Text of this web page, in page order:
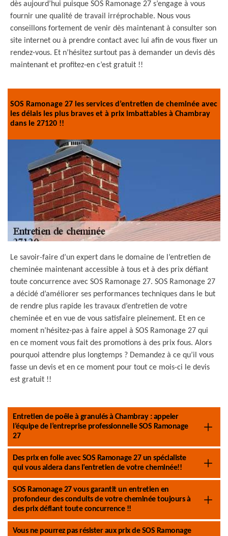
dès aujourd’hui puisque SOS Ramonage 27 s’engage à vous
fournir une qualité de travail irréprochable. Nous vous
conseillons fortement de venir dès maintenant à consulter son
site internet ou à prendre contact avec lui afin de vous fixer un
rendez-vous. Et n’hésitez surtout pas à demander un devis dès
maintenant et profitez-en c’est gratuit !!
SOS Ramonage 27 les services d’entretien de cheminée avec
les délais les plus braves et à prix imbattables à Chambray
dans le 27120 !!
Le savoir-faire d’un expert dans le domaine de l’entretien de
cheminée maintenant accessible à tous et à des prix défiant
toute concurrence avec SOS Ramonage 27. SOS Ramonage 27
a décidé d’améliorer ses performances techniques dans le but
de rendre plus rapide les travaux d’entretien de votre
cheminée et en vue de vous satisfaire pleinement. Et en ce
moment n’hésitez-pas à faire appel à SOS Ramonage 27 qui
en ce moment vous fait des promotions à des prix fous. Alors
pourquoi attendre plus longtemps ? Demandez à ce qu’il vous
fasse un devis et en ce moment pour tout ce mois-ci le devis
est gratuit !!
Entretien de poêle à granulés à Chambray : appeler
l’équipe de l’entreprise professionnelle SOS Ramonage
27
Des prix en folie avec SOS Ramonage 27 un spécialiste
qui vous aidera dans l’entretien de votre cheminée!!
SOS Ramonage 27 vous garantit un entretien en
profondeur des conduits de votre cheminée toujours à
des prix défiant toute concurrence !!
Vous ne pourrez pas résister aux prix de SOS Ramonage